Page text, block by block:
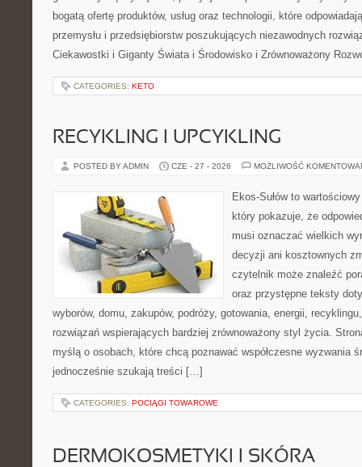
bogatą ofertę produktów, usług oraz technologii, które
przemysłu i przedsiębiorstw poszukujących niezawodnych
Ciekawostki i Giganty Świata i Środowisko i Zrównoważony
CATEGORIES: KETO
RECYKLING I UPCYKLING
POSTED BY ADMIN CZE - 27 - 2026 MOŻLIWOŚĆ
Ekos-Sułów to
który pokazuje, że
musi oznaczać wielkich
decyzji ani kosztownych
czytelnik może znaleźć
oraz przystępne teksty
wyborów, domu, zakupów, podróży, gotowania, energii,
rozwiązań wspierających bardziej zrównoważony styl życia.
myślą o osobach, które chcą poznawać współczesne wyzwania
jednocześnie szukają treści […]
CATEGORIES: POCIĄGI TOWAROWE
DERMOKOSMETYKI I SKÓRA